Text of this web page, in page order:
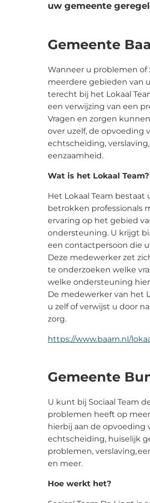
uw gemeente
Gemeente
Wanneer u problemen of
meerdere gebieden van
terecht bij het Lokaal
een verwijzing van een
Vragen en zorgen
over uzelf, de opvoeding
echtscheiding,
eenzaamheid.
Wat is het Lokaal Team?
Het Lokaal Team bestaat
betrokken professionals
ervaring op het gebied
ondersteuning. U krijgt
een contactpersoon die
Deze medewerker zet
te onderzoeken welke
welke ondersteuning
De medewerker van het
u zelf of verwijst u door
zorg.
https://www.baarn.nl/
Gemeente
U kunt bij Sociaal Team
problemen heeft op
hierbij aan de opvoeding
echtscheiding, huiselijk
problemen, verslaving,
en meer.
Hoe werkt het?